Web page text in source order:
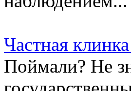
Частная
Поймали? Не